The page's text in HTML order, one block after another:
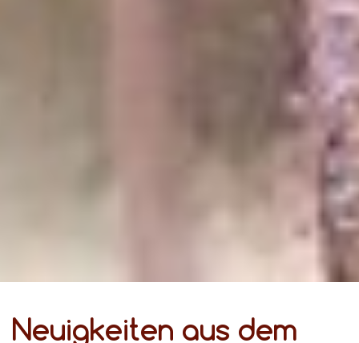
Neuigkeiten aus dem